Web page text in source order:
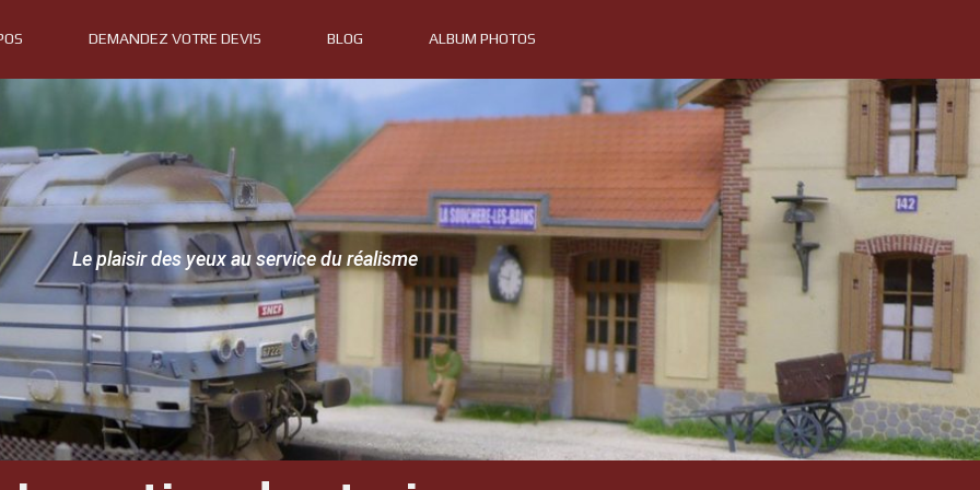
DEMANDEZ VOTRE DEVIS BLOG ALBUM PHOTOS
Le plaisir des yeux au service du réalisme